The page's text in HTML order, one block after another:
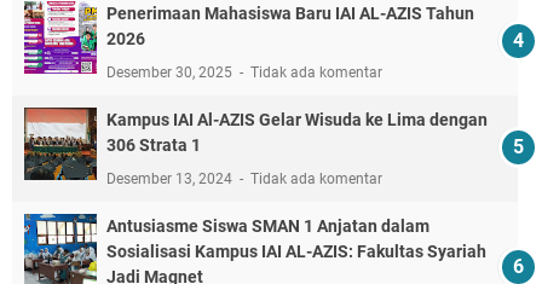
Penerimaan Mahasiswa Baru IAI AL-AZIS Tahun
2026
Desember 30, 2025 Tidak ada komentar
Kampus IAI Al-AZIS Gelar Wisuda ke Lima dengan
306 Strata 1
Desember 13, 2024 Tidak ada komentar
Antusiasme Siswa SMAN 1 Anjatan dalam
Sosialisasi Kampus IAI AL-AZIS: Fakultas Syariah
Jadi Magnet